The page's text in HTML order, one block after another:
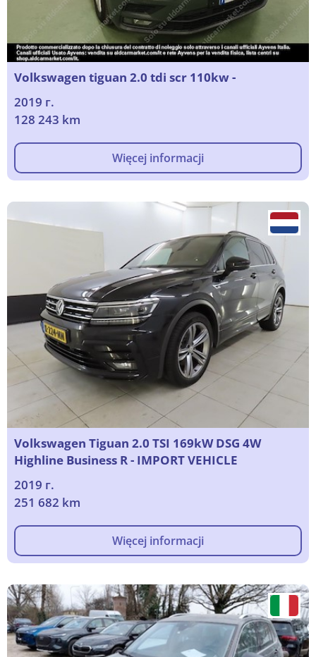
Volkswagen tiguan 2.0 tdi scr 110kw -
2019 г.
128 243 km
Więcej informacji
Volkswagen Tiguan 2.0 TSI 169kW DSG 4W
Highline Business R - IMPORT VEHICLE
2019 г.
251 682 km
Więcej informacji